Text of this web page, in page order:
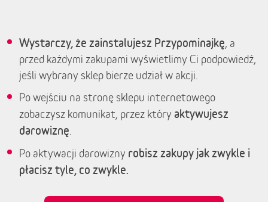
Wystarczy, że zainstalujesz Przypominajkę, a
przed każdymi zakupami wyświetlimy Ci podpowiedź,
jeśli wybrany sklep bierze udział w akcji.
Po wejściu na stronę sklepu internetowego
zobaczysz komunikat, przez który aktywujesz
darowiznę
Po aktywacji darowizny robisz zakupy jak zwykle i
płacisz tyle, co zwykle.